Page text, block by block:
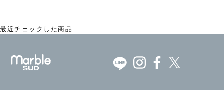
最近チェックした商品